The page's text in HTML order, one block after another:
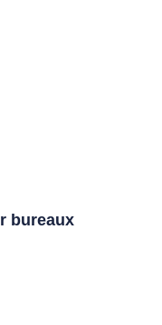
bureaux